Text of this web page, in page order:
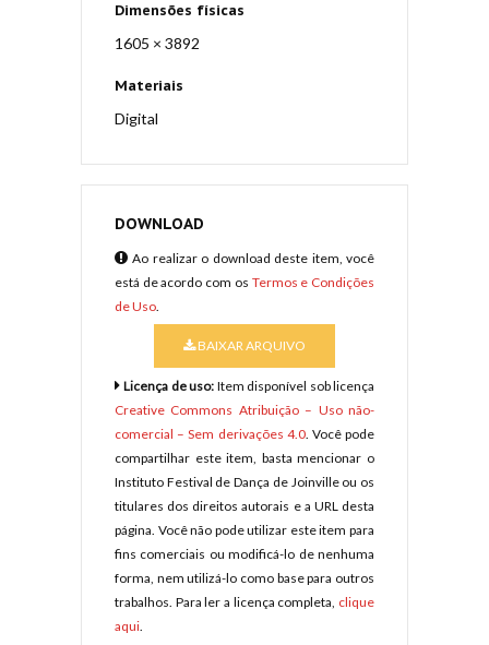
Dimensões físicas
1605 × 3892
Materiais
Digital
DOWNLOAD
Ao realizar o download deste item, você
está de acordo com os Termos e Condições
de Uso.
BAIXAR ARQUIVO
Licença de uso: Item disponível sob licença
Creative Commons Atribuição – Uso não-
comercial – Sem derivações 4.0. Você pode
compartilhar este item, basta mencionar o
Instituto Festival de Dança de Joinville ou os
titulares dos direitos autorais e a URL desta
página. Você não pode utilizar este item para
fins comerciais ou modificá-lo de nenhuma
forma, nem utilizá-lo como base para outros
trabalhos. Para ler a licença completa, clique
aqui.